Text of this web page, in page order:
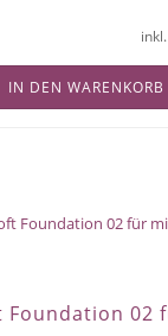
IN DEN WARENKORB
Foundation